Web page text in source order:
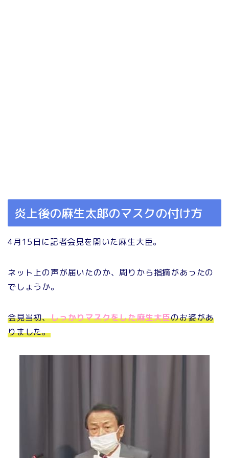
炎上後の麻生太郎のマスクの付け方
4月15日に記者会見を開いた麻生大臣。
ネット上の声が届いたのか、周りから指摘があったの
でしょうか。
会見当初、しっかりマスクをした麻生大臣のお姿があ
りました。